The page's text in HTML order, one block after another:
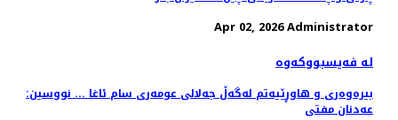
Apr 02, 2026Administrator
لە فەیسبووکەوە
بیره‌وه‌ری و هاوڕێیه‌تم لەگەڵ جه‌لالی عومەری سام ئاغا ... نووسین:
عه‌دنان مفتی